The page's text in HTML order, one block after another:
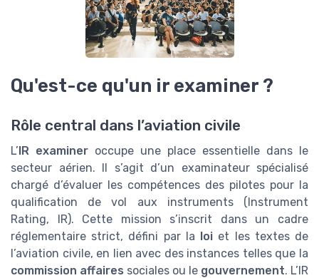
Qu'est-ce qu'un ir examiner ?
Rôle central dans l’aviation civile
L’IR examiner occupe une place essentielle dans le
secteur aérien. Il s’agit d’un examinateur spécialisé
chargé d’évaluer les compétences des pilotes pour la
qualification de vol aux instruments (Instrument
Rating, IR). Cette mission s’inscrit dans un cadre
réglementaire strict, défini par la loi et les textes de
l’aviation civile, en lien avec des instances telles que la
commission affaires sociales ou le gouvernement. L’IR